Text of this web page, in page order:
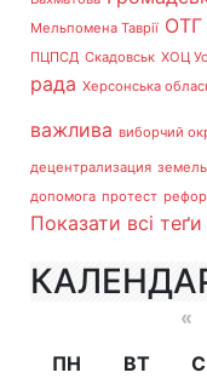
Мельпомена Таврії ОТГ
ПЦПСД Скадовськ ХОЦ
рада Херсонська
важлива виборчий
децентрализация
допомога протест
Показати всі теґи
«
ПН
ВТ